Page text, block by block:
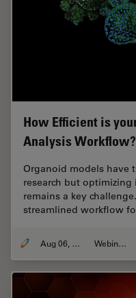
How Efficient is
Analysis Workflow?
Organoid models have
research but
remains a key
streamlined workflow
Aug 06, 2024 Webinaire